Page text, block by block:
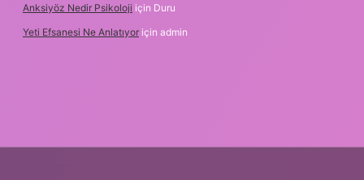
Anksiyöz Nedir Psikoloji için Duru
Yeti Efsanesi Ne Anlatıyor için admin